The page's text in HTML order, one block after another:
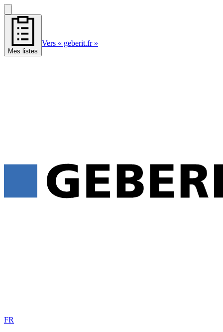
Mes listes
Vers « geberit.fr »
FR